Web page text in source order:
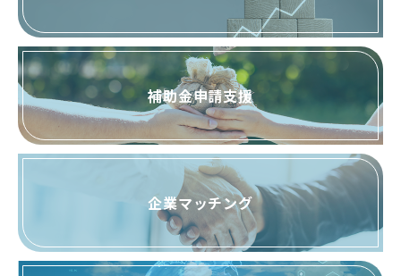
補助金申請支援
企業マッチング